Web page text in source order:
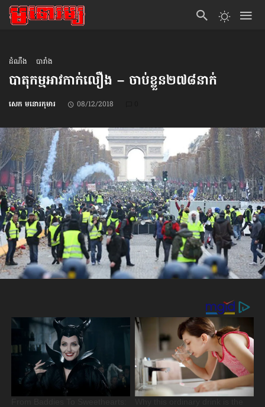
ដំណឹង បារាំង
បាតុកម្ម​អាវ​កាក់​លឿង – ចាប់ខ្លួន​២៧៨នាក់
សេក មនោរកុមារ 08/12/2018